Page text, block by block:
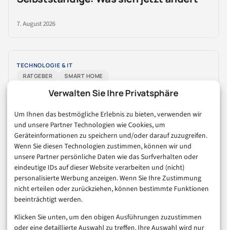
Verwalten Sie Ihre Privatsphäre
Um Ihnen das bestmögliche Erlebnis zu bieten, verwenden wir
und unsere Partner Technologien wie Cookies, um
Geräteinformationen zu speichern und/oder darauf zuzugreifen.
Wenn Sie diesen Technologien zustimmen, können wir und
unsere Partner persönliche Daten wie das Surfverhalten oder
eindeutige IDs auf dieser Website verarbeiten und (nicht)
personalisierte Werbung anzeigen. Wenn Sie Ihre Zustimmung
nicht erteilen oder zurückziehen, können bestimmte Funktionen
beeinträchtigt werden.
Klicken Sie unten, um den obigen Ausführungen zuzustimmen
oder eine detaillierte Auswahl zu treffen. Ihre Auswahl wird nur
7. August 2026
TECHNOLOGIE & IT
RATGEBER
SMART HOME
Alexa und Home Assistant verbinden: 3
6. August 2026
FINANZEN & FINTECH
FINTECH
Bilaterale Margin-Anforderungen: Neue
Entwürfe